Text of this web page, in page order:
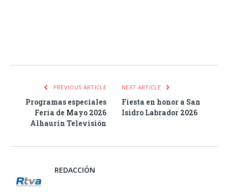
PREVIOUS ARTICLE
Programas especiales
Feria de Mayo 2026
Alhaurín Televisión
NEXT ARTICLE
Fiesta en honor a San
Isidro Labrador 2026
REDACCIÓN